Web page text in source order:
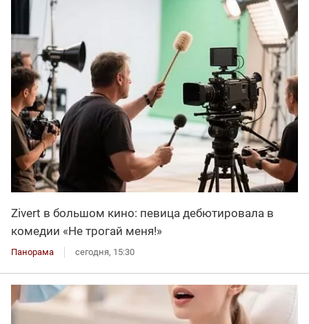
Zivert в большом кино: певица дебютировала в
комедии «Не трогай меня!»
Панорама сегодня, 15:30